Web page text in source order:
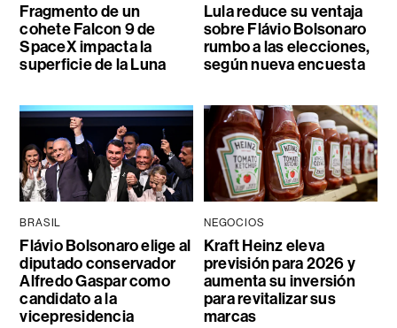
Fragmento de un
cohete Falcon 9 de
SpaceX impacta la
superficie de la Luna
Lula reduce su ventaja
sobre Flávio Bolsonaro
rumbo a las elecciones,
según nueva encuesta
BRASIL
Flávio Bolsonaro elige al
diputado conservador
Alfredo Gaspar como
candidato a la
vicepresidencia
NEGOCIOS
Kraft Heinz eleva
previsión para 2026 y
aumenta su inversión
para revitalizar sus
marcas